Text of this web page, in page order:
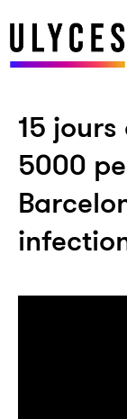
15
5000